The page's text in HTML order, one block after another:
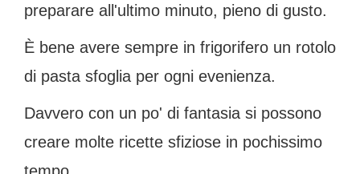
preparare all'ultimo minuto, pieno di gusto.
È bene avere sempre in frigorifero un rotolo
di pasta sfoglia per ogni evenienza.
Davvero con un po' di fantasia si possono
creare molte ricette sfiziose in pochissimo